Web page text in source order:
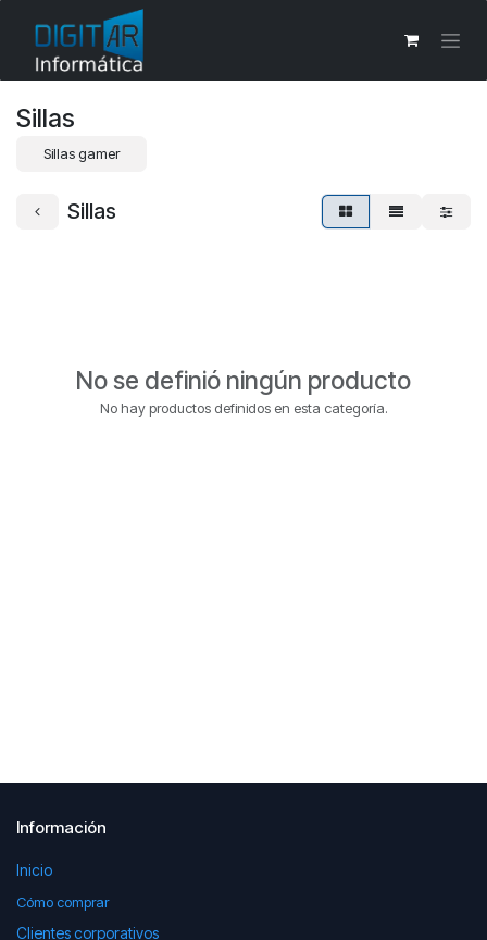
Sillas
Sillas gamer
Sillas
No se definió ningún producto
No hay productos definidos en esta categoría.
Información
Inicio
Cómo comprar
Clientes corporativos